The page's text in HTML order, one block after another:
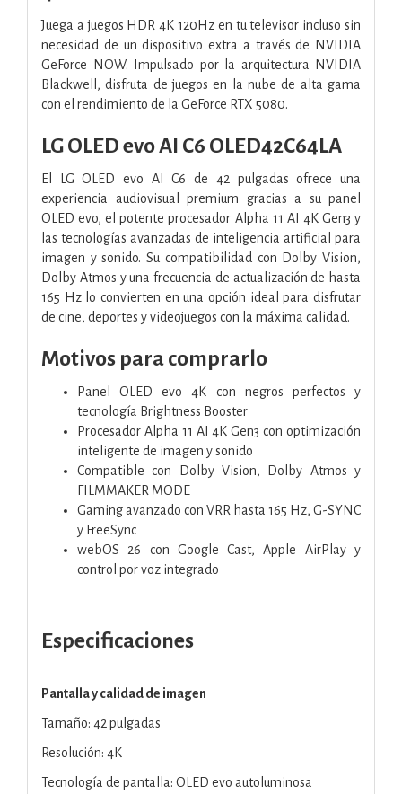
Juega a juegos HDR 4K 120Hz en tu televisor incluso sin
necesidad de un dispositivo extra a través de NVIDIA
GeForce NOW. Impulsado por la arquitectura NVIDIA
Blackwell, disfruta de juegos en la nube de alta gama
con el rendimiento de la GeForce RTX 5080.
LG OLED evo AI C6 OLED42C64LA
El LG OLED evo AI C6 de 42 pulgadas ofrece una
experiencia audiovisual premium gracias a su panel
OLED evo, el potente procesador Alpha 11 AI 4K Gen3 y
las tecnologías avanzadas de inteligencia artificial para
imagen y sonido. Su compatibilidad con Dolby Vision,
Dolby Atmos y una frecuencia de actualización de hasta
165 Hz lo convierten en una opción ideal para disfrutar
de cine, deportes y videojuegos con la máxima calidad.
Motivos para comprarlo
Panel OLED evo 4K con negros perfectos y
tecnología Brightness Booster
Procesador Alpha 11 AI 4K Gen3 con optimización
inteligente de imagen y sonido
Compatible con Dolby Vision, Dolby Atmos y
FILMMAKER MODE
Gaming avanzado con VRR hasta 165 Hz, G-SYNC
y FreeSync
webOS 26 con Google Cast, Apple AirPlay y
control por voz integrado
Especificaciones
Pantalla y calidad de imagen
Tamaño: 42 pulgadas
Resolución: 4K
Tecnología de pantalla: OLED evo autoluminosa